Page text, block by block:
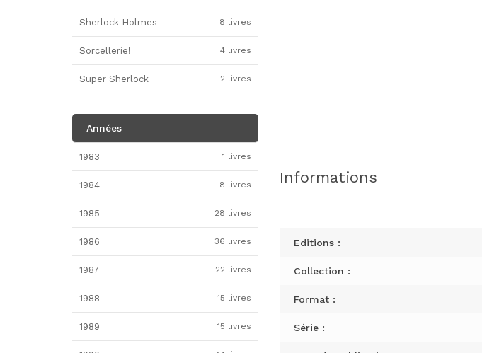
Informations
Editions :
Collection :
Format :
Série :
Sherlock Holmes 8 livres
Sorcellerie! 4 livres
Super Sherlock 2 livres
Années
1983 1 livres
1984 8 livres
1985 28 livres
1986 36 livres
1987 22 livres
1988 15 livres
1989 15 livres